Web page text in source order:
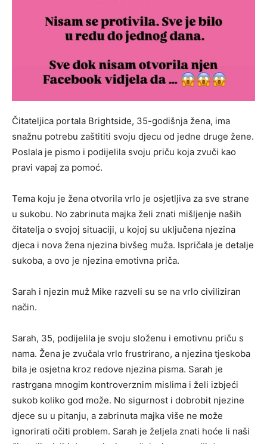
Čitateljica portala Brightside, 35-godišnja žena, ima
snažnu potrebu zaštititi svoju djecu od jedne druge žene.
Poslala je pismo i podijelila svoju priču koja zvuči kao
pravi vapaj za pomoć.
Tema koju je žena otvorila vrlo je osjetljiva za sve strane
u sukobu. No zabrinuta majka želi znati mišljenje naših
čitatelja o svojoj situaciji, u kojoj su uključena njezina
djeca i nova žena njezina bivšeg muža. Ispričala je detalje
sukoba, a ovo je njezina emotivna priča.
Sarah i njezin muž Mike razveli su se na vrlo civiliziran
način.
Sarah, 35, podijelila je svoju složenu i emotivnu priču s
nama. Žena je zvučala vrlo frustrirano, a njezina tjeskoba
bila je osjetna kroz redove njezina pisma. Sarah je
rastrgana mnogim kontroverznim mislima i želi izbjeći
sukob koliko god može. No sigurnost i dobrobit njezine
djece su u pitanju, a zabrinuta majka više ne može
ignorirati očiti problem. Sarah je željela znati hoće li naši